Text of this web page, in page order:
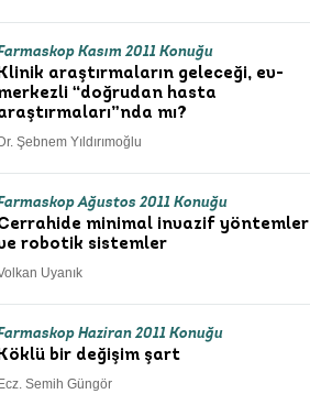
Kasım 2011 Konuğu
araştırmaların geleceği, ev-
“doğrudan hasta
mı?
Dr. Şebnem Yıldırımoğlu
Ağustos 2011 Konuğu
minimal invazif yöntemler
robotik sistemler
Uyanık
Haziran 2011 Konuğu
bir değişim şart
Ecz. Semih Güngör